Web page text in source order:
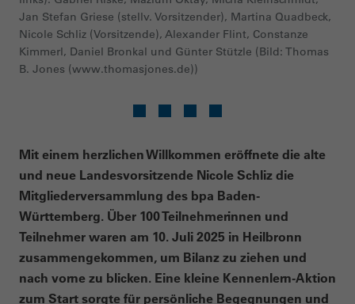
Jan Stefan Griese (stellv. Vorsitzender), Martina Quadbeck,
Nicole Schliz (Vorsitzende), Alexander Flint, Constanze
Kimmerl, Daniel Bronkal und Günter Stützle (Bild: Thomas
B. Jones (www.thomasjones.de))
Mit einem herzlichen Willkommen eröffnete die alte
und neue Landesvorsitzende Nicole Schliz die
Mitgliederversammlung des bpa Baden-
Württemberg. Über 100 Teilnehmerinnen und
Teilnehmer waren am 10. Juli 2025 in Heilbronn
zusammengekommen, um Bilanz zu ziehen und
nach vorne zu blicken. Eine kleine Kennenlern-Aktion
zum Start sorgte für persönliche Begegnungen und